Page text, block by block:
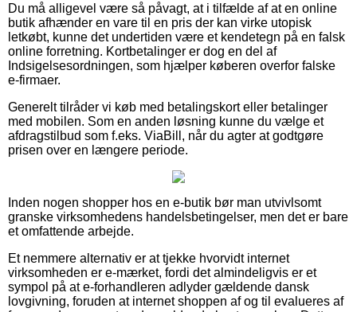
Du må alligevel være så påvagt, at i tilfælde af at en online
butik afhænder en vare til en pris der kan virke utopisk
letkøbt, kunne det undertiden være et kendetegn på en falsk
online forretning. Kortbetalinger er dog en del af
Indsigelsesordningen, som hjælper køberen overfor falske
e-firmaer.
Generelt tilråder vi køb med betalingskort eller betalinger
med mobilen. Som en anden løsning kunne du vælge et
afdragstilbud som f.eks. ViaBill, når du agter at godtgøre
prisen over en længere periode.
Inden nogen shopper hos en e-butik bør man utvivlsomt
granske virksomhedens handelsbetingelser, men det er bare
et omfattende arbejde.
Et nemmere alternativ er at tjekke hvorvidt internet
virksomheden er e-mærket, fordi det almindeligvis er et
sympol på at e-forhandleren adlyder gældende dansk
lovgivning, foruden at internet shoppen af og til evalueres af